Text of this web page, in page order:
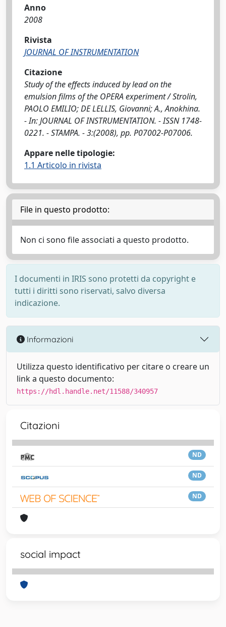
Anno
2008
Rivista
JOURNAL OF INSTRUMENTATION
Citazione
Study of the effects induced by lead on the
emulsion films of the OPERA experiment / Strolin,
PAOLO EMILIO; DE LELLIS, Giovanni; A., Anokhina.
- In: JOURNAL OF INSTRUMENTATION. - ISSN 1748-
0221. - STAMPA. - 3:(2008), pp. P07002-P07006.
Appare nelle tipologie:
1.1 Articolo in rivista
File in questo prodotto:
Non ci sono file associati a questo prodotto.
I documenti in IRIS sono protetti da copyright e
tutti i diritti sono riservati, salvo diversa
indicazione.
Informazioni
Utilizza questo identificativo per citare o creare un
link a questo documento:
https://hdl.handle.net/11588/340957
Citazioni
ND
ND
ND
social impact